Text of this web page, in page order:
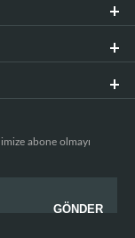
abone olmayı